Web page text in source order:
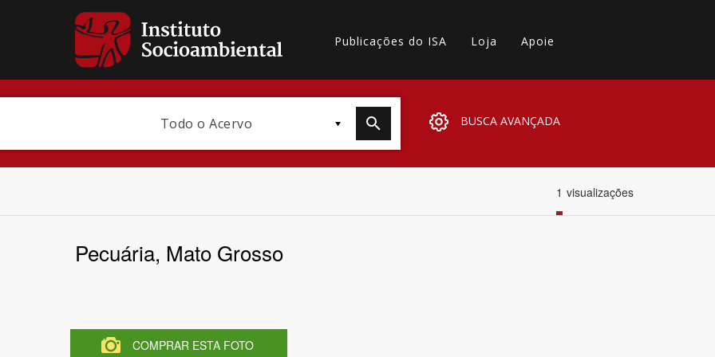
Publicações do ISA Loja Apoie
Todo o Acervo BUSCA AVANÇADA
Subtema
1 visualizações
Pecuária, Mato Grosso
COMPRAR ESTA FOTO